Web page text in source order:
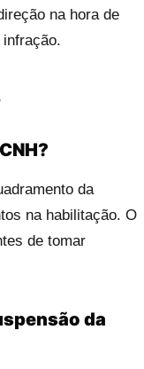
na hora de
da
na habilitação. O
de tomar
da